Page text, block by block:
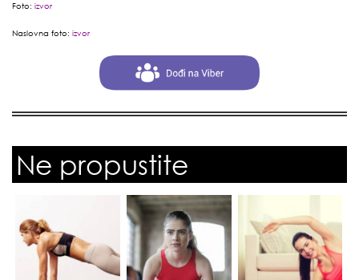
Foto: izvor
Naslovna foto: izvor
Ne propustite